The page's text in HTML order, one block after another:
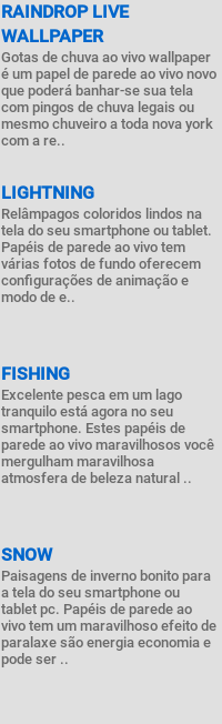
RAINDROP LIVE
WALLPAPER
Gotas de chuva ao vivo wallpaper
é um papel de parede ao vivo novo
que poderá banhar-se sua tela
com pingos de chuva legais ou
mesmo chuveiro a toda nova york
com a re..
LIGHTNING
Relâmpagos coloridos lindos na
tela do seu smartphone ou tablet.
Papéis de parede ao vivo tem
várias fotos de fundo oferecem
configurações de animação e
modo de e..
FISHING
Excelente pesca em um lago
tranquilo está agora no seu
smartphone. Estes papéis de
parede ao vivo maravilhosos você
mergulham maravilhosa
atmosfera de beleza natural ..
SNOW
Paisagens de inverno bonito para
a tela do seu smartphone ou
tablet pc. Papéis de parede ao
vivo tem um maravilhoso efeito de
paralaxe são energia economia e
pode ser ..